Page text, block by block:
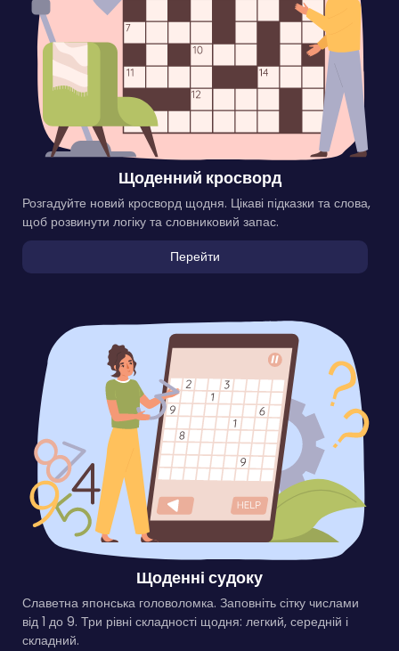
Щоденний кросворд
Розгадуйте новий кросворд щодня. Цікаві підказки та слова,
щоб розвинути логіку та словниковий запас.
Перейти
Щоденні судоку
Славетна японська головоломка. Заповніть сітку числами
від 1 до 9. Три рівні складності щодня: легкий, середній і
складний.